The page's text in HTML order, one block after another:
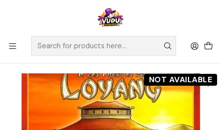
🚀 ¡Despachamos a todo Chile! Envío GRATIS a Regiones sobre
$100.000 y a RM sobre $35.000
Home Preventas Maldito Games
Preventa - A las Puertas de Loyang - Español
NOT AVAILABLE